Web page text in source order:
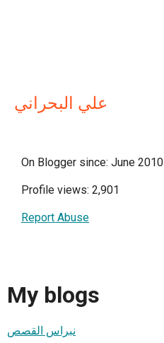
علي البحراني
On Blogger since: June 2010
Profile views: 2,901
Report Abuse
My blogs
نبراس القصص